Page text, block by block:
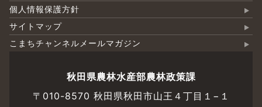
個人情報保護方針
サイトマップ
こまちチャンネルメールマガジン
秋田県農林水産部農林政策課
〒010-8570 秋田県秋田市山王４丁目１−１